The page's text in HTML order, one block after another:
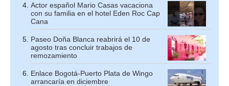
Actor español Mario Casas vacaciona
con su familia en el hotel Eden Roc Cap
Cana
Paseo Doña Blanca reabrirá el 10 de
agosto tras concluir trabajos de
remozamiento
Enlace Bogotá-Puerto Plata de Wingo
arrancaría en diciembre